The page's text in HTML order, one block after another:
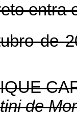
entra
de
de